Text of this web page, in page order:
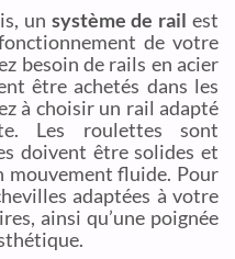
un système de rail est
de votre
besoin de rails en acier
être achetés dans les
à choisir un rail adapté
Les roulettes sont
doivent être solides et
mouvement fluide. Pour
adaptées à votre
ainsi qu’une poignée